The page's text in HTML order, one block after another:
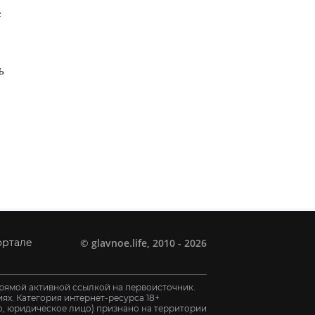
© glavnoe.life , 2010 - 2026
активной ссылкой на первоисточник.
Категория интернет-ресурса 18+
юридическое лицо) признано на территории